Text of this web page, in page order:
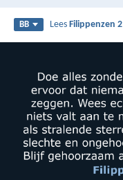
BB LeesFilippenzen 2